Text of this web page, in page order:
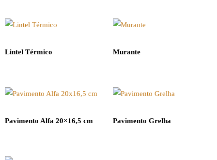
Lintel Térmico Murante
Pavimento Alfa 20×16,5 cm Pavimento Grelha